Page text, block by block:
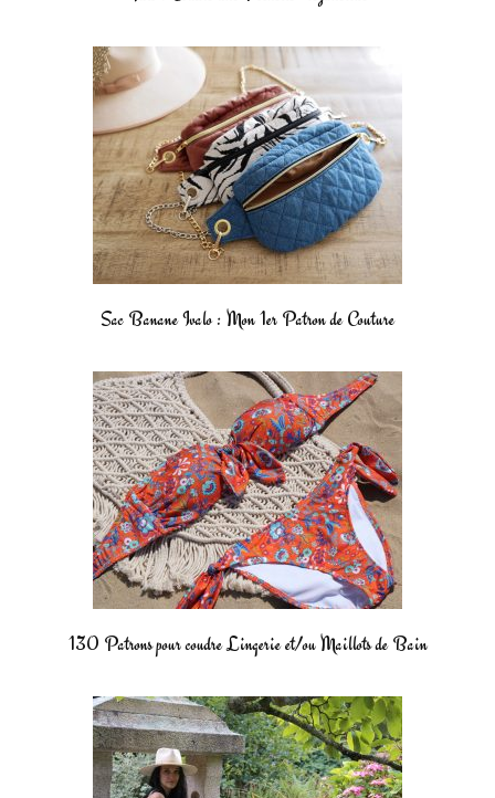
Sac Banane Ivalo : Mon 1er Patron de Couture
130 Patrons pour coudre Lingerie et/ou Maillots de Bain